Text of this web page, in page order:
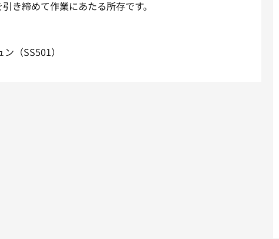
き締めて作業にあたる所存です。
（SS501）